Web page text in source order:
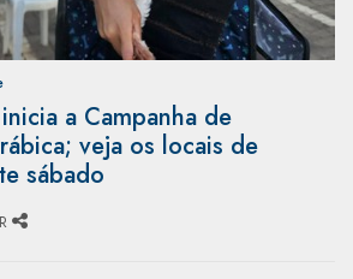
a Campanha de
veja os locais de
sábado